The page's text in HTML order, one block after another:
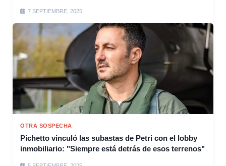
7 SEPTIEMBRE, 2025
OTRA SOSPECHA
Pichetto vinculó las subastas de Petri con el lobby
inmobiliario: "Siempre está detrás de esos terrenos"